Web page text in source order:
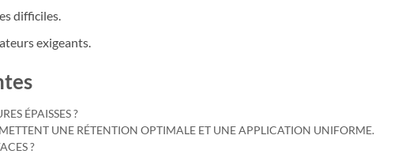
difficiles.
exigeants.
ÉPAISSES ?
UNE RÉTENTION OPTIMALE ET UNE APPLICATION UNIFORME.
?